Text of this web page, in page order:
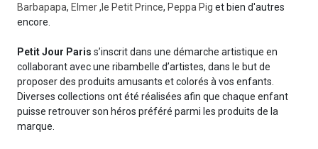
Barbapapa, Elmer, le Petit Prince, Peppa Pig et bien d'autres
encore.
Petit Jour Paris s’inscrit dans une démarche artistique en
collaborant avec une ribambelle d’artistes, dans le but de
proposer des produits amusants et colorés à vos enfants.
Diverses collections ont été réalisées afin que chaque enfant
puisse retrouver son héros préféré parmi les produits de la
marque.